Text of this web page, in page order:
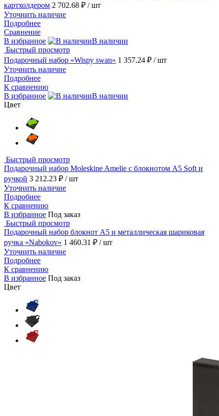
картхолдером 2 702.68 ₽ / шт
Уточнить наличие
Подробнее
Сравнение
В избранное
В наличии
Быстрый просмотр
Подарочный набор «Wispy swan» 1 357.24 ₽ / шт
Уточнить наличие
Подробнее
К сравнению
В избранное
В наличии
Цвет
Быстрый просмотр
Подарочный набор Moleskine Amelie с блокнотом А5 Soft и
ручкой 3 212.23 ₽ / шт
Уточнить наличие
Подробнее
К сравнению
В избранное Под заказ
Быстрый просмотр
Подарочный набор блокнот А5 и металлическая шариковая
ручка «Nabokov» 1 460.31 ₽ / шт
Уточнить наличие
Подробнее
К сравнению
В избранное Под заказ
Цвет